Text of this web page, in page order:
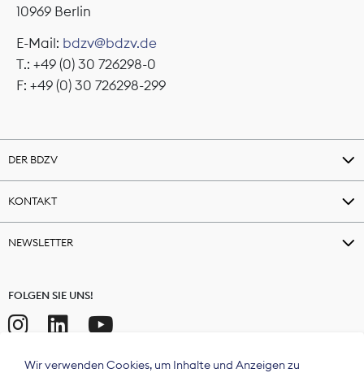
10969 Berlin
E-Mail: bdzv@bdzv.de
T.: +49 (0) 30 726298-0
F: +49 (0) 30 726298-299
DER BDZV
KONTAKT
NEWSLETTER
FOLGEN SIE UNS!
Wir verwenden Cookies, um Inhalte und Anzeigen zu